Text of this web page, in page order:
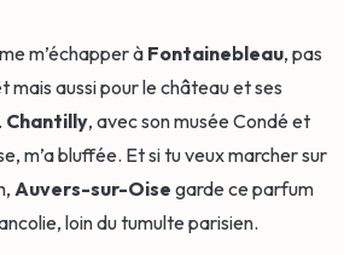
m’échapper à Fontainebleau, pas
mais aussi pour le château et ses
Chantilly, avec son musée Condé et
m’a bluffée. Et si tu veux marcher sur
Auvers-sur-Oise garde ce parfum
loin du tumulte parisien.